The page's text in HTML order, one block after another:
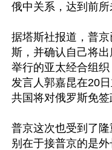
俄中关系，达到前所
据塔斯社报道，普
斯，并确认自己将出
举行的亚太经合组
发言人郭嘉昆在20
共国将对俄罗斯免签
普京这次也受到了
别在于接普京的是